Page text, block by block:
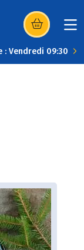
(s’ouvre dans
: Vendredi 09:30